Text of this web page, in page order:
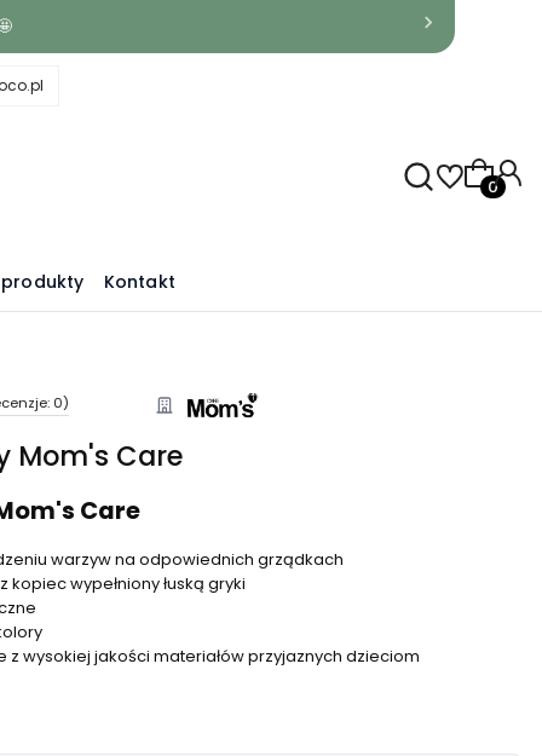
Kontakt
0)
Mom's Care
Care
warzyw na odpowiednich grządkach
wypełniony łuską gryki
z wysokiej jakości materiałów przyjaznych dzieciom